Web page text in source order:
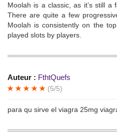
Moolah is a classic, as it’s still a
There are quite a few
Moolah is consistently on the
played slots by players.
Auteur : FthtQuefs
(5/5)
para qu sirve el viagra 25mg